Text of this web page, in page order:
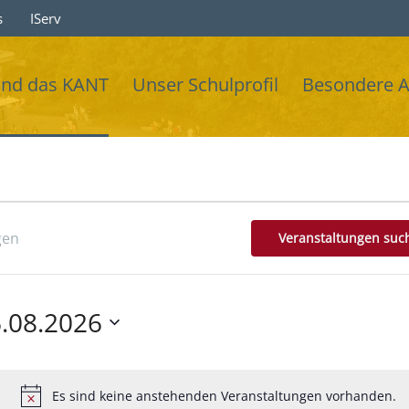
IServ
das KANT Unser Schulprofil Besondere
Hinweis
Es sind keine anstehenden Veranstaltungen vorhanden.
Veranstaltungen